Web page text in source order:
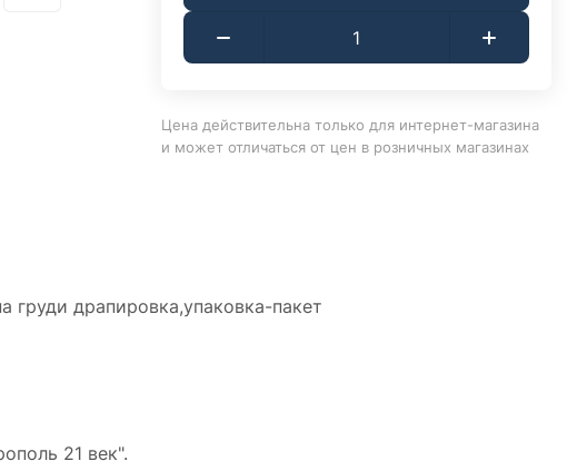
Цена действительна только для интернет-магазина
и может отличаться от цен в розничных магазинах
груди драпировка,упаковка-пакет
21 век".